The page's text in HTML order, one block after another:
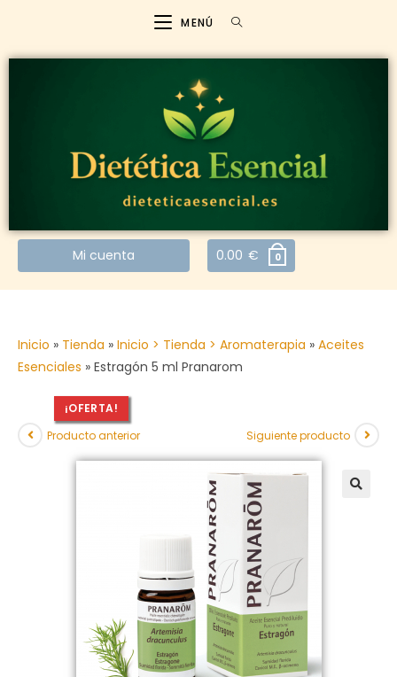
MENÚ
Mi cuenta 0.00 € 0
Inicio » Tienda » Inicio > Tienda > Aromaterapia » Aceites
Esenciales » Estragón 5 ml Pranarom
¡OFERTA!
Producto anterior
Siguiente producto